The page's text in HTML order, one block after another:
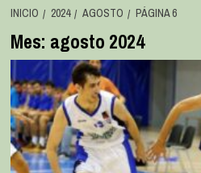
INICIO 2024 AGOSTO PÁGINA 6
Mes: agosto 2024